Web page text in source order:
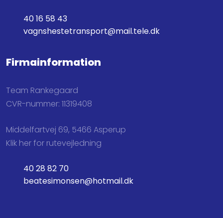
40 16 58 43
vagnshestetransport@mail.tele.dk
Firmainformation
Team Rankegaard
CVR-nummer: 11319408
Middelfartvej 69, 5466 Asperup
Klik her for rutevejledning
40 28 82 70
beatesimonsen@hotmail.dk